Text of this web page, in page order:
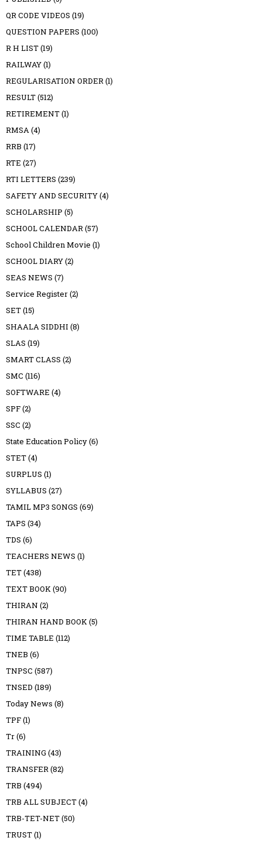
QR CODE VIDEOS (19)
QUESTION PAPERS (100)
R H LIST(19)
RAILWAY(1)
REGULARISATION ORDER(1)
RESULT(512)
RETIREMENT(1)
RMSA(4)
RRB (17)
RTE (27)
RTI LETTERS (239)
SAFETY AND SECURITY(4)
SCHOLARSHIP (5)
SCHOOL CALENDAR(57)
School Children Movie (1)
SCHOOL DIARY(2)
SEAS NEWS (7)
Service Register(2)
SET(15)
SHAALA SIDDHI (8)
SLAS (19)
SMART CLASS (2)
SMC (116)
SOFTWARE (4)
SPF(2)
SSC (2)
State Education Policy(6)
STET(4)
SURPLUS (1)
SYLLABUS (27)
TAMIL MP3 SONGS (69)
TAPS (34)
TDS (6)
TEACHERS NEWS (1)
TET(438)
TEXT BOOK(90)
THIRAN (2)
THIRAN HAND BOOK(5)
TIME TABLE (112)
TNEB (6)
TNPSC (587)
TNSED (189)
Today News (8)
TPF(1)
Tr(6)
TRAINING (43)
TRANSFER(82)
TRB (494)
TRB ALL SUBJECT(4)
TRB-TET-NET(50)
TRUST(1)